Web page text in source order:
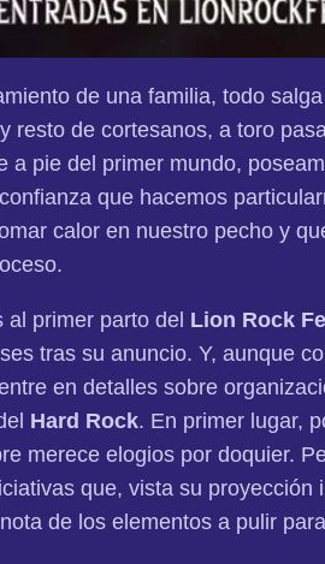
de una familia, todo
resto de cortesanos, a toro
a pie del primer mundo,
que hacemos
calor en nuestro pecho y
primer parto del Lion Rock
tras su anuncio. Y, aunque
en detalles sobre
Hard Rock. En primer lugar,
merece elogios por doquier.
que, vista su proyección
de los elementos a pulir